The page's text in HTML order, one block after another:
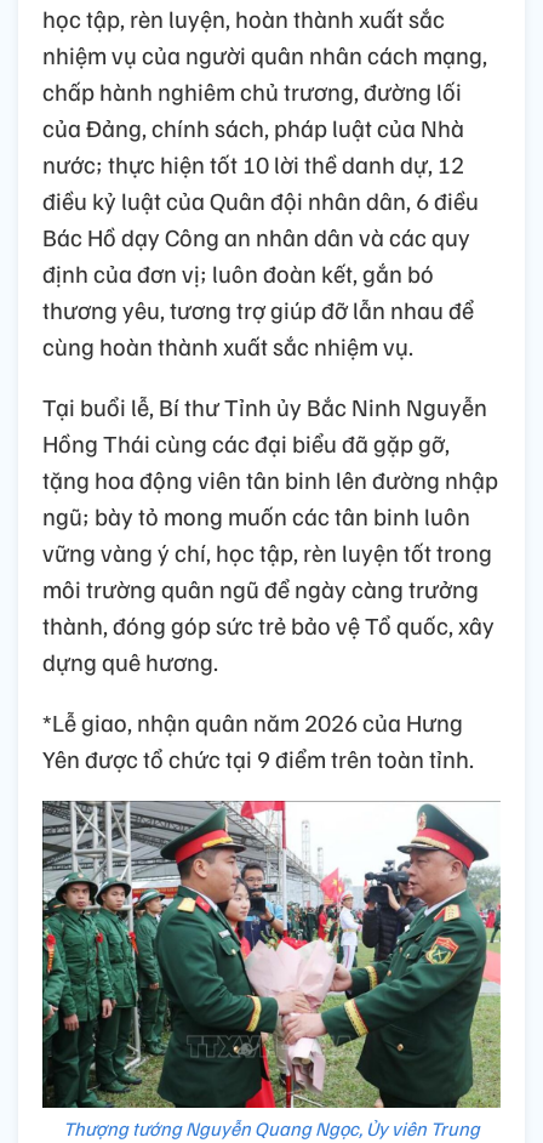
học tập, rèn luyện, hoàn thành xuất sắc
nhiệm vụ của người quân nhân cách mạng,
chấp hành nghiêm chủ trương, đường lối
của Đảng, chính sách, pháp luật của Nhà
nước; thực hiện tốt 10 lời thề danh dự, 12
điều kỷ luật của Quân đội nhân dân, 6 điều
Bác Hồ dạy Công an nhân dân và các quy
định của đơn vị; luôn đoàn kết, gắn bó
thương yêu, tương trợ giúp đỡ lẫn nhau để
cùng hoàn thành xuất sắc nhiệm vụ.
Tại buổi lễ, Bí thư Tỉnh ủy Bắc Ninh Nguyễn
Hồng Thái cùng các đại biểu đã gặp gỡ,
tặng hoa động viên tân binh lên đường nhập
ngũ; bày tỏ mong muốn các tân binh luôn
vững vàng ý chí, học tập, rèn luyện tốt trong
môi trường quân ngũ để ngày càng trưởng
thành, đóng góp sức trẻ bảo vệ Tổ quốc, xây
dựng quê hương.
*Lễ giao, nhận quân năm 2026 của Hưng
Yên được tổ chức tại 9 điểm trên toàn tỉnh.
Thượng tướng Nguyễn Quang Ngọc, Ủy viên Trung